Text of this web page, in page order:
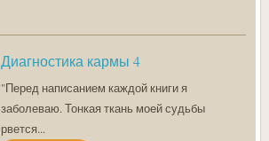
Диагностика кармы 4
"Перед написанием каждой книги я
заболеваю. Тонкая ткань моей судьбы
рвется...